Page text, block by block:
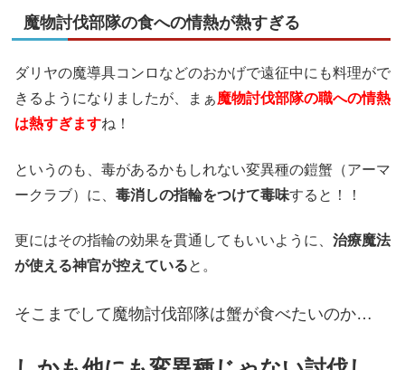
魔物討伐部隊の食への情熱が熱すぎる
ダリヤの魔導具コンロなどのおかげで遠征中にも料理がで
きるようになりましたが、まぁ魔物討伐部隊の職への情熱
は熱すぎますね！
というのも、毒があるかもしれない変異種の鎧蟹（アーマ
ークラブ）に、 毒消しの指輪をつけて毒味すると！！
更にはその指輪の効果を貫通してもいいように、 治療魔法
が使える神官が控えていると。
そこまでして魔物討伐部隊は蟹が食べたいのか…